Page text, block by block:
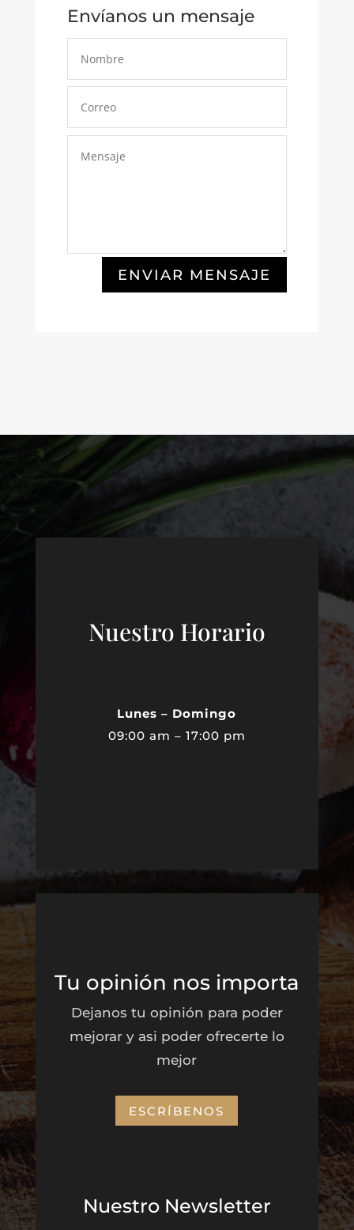
Envíanos un mensaje
ENVIAR MENSAJE
Nuestro Horario
Lunes – Domingo
09:00 am – 17:00 pm
Tu opinión nos importa
Dejanos tu opinión para poder
mejorar y asi poder ofrecerte lo
mejor
ESCRÍBENOS
Nuestro Newsletter